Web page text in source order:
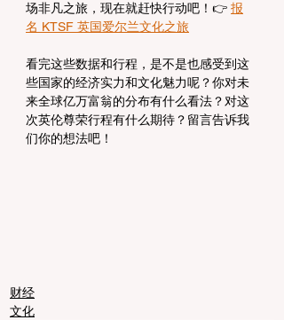
场非凡之旅，现在就赶快行动吧！👉 报
名 KTSF 英国爱尔兰文化之旅
看完这些数据和行程，是不是也感受到这
些国家的经济实力和文化魅力呢？你对未
来全球亿万富翁的分布有什么看法？对这
次英伦尊荣行程有什么期待？留言告诉我
们你的想法吧！
财经
文化